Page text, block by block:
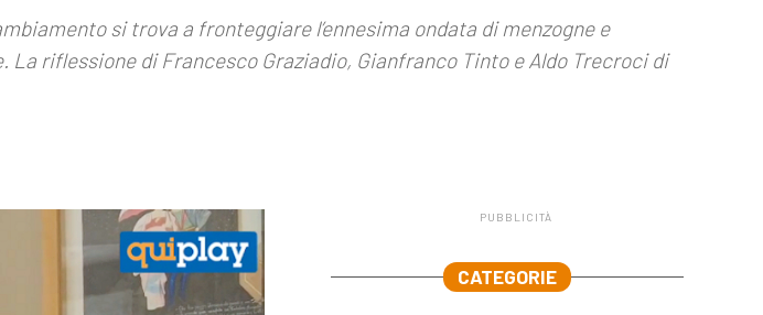
si trova a fronteggiare l’ennesima ondata di menzogne e
riflessione di Francesco Graziadio, Gianfranco Tinto e Aldo Trecroci di
PUBBLICITÀ
CATEGORIE